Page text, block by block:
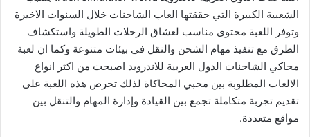
الشعبية الكبيرة التي حققتها العاب الشاحنات خلال السنوات الاخيرة
وتوفر اللعبة محتوى مناسب لعشاق الرحلات الطويلة واستكشاف
الطرق مع تنفيذ مهام الشحن والنقل في بيئات متنوعة وكما ان لعبة
محاكي الشاحنات الدول العربية للاندرويد اصبحت من اكثر انواع
الالعاب المطلوبة بين محبي المحاكاة لذلك تحرص هذه اللعبة على
تقديم تجربة متكاملة تجمع بين القيادة وإدارة المهام والتنقل بين
مواقع متعددة.